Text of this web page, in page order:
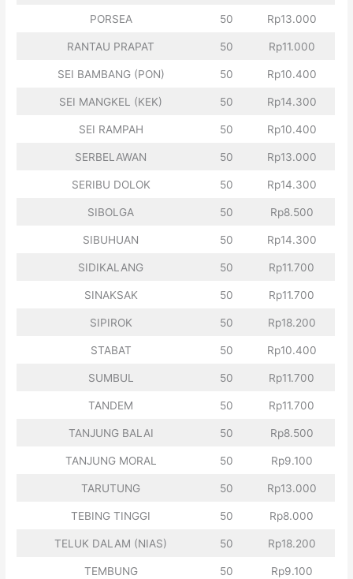
PORSEA 50 Rp13.000
RANTAU PRAPAT 50 Rp11.000
SEI BAMBANG (PON) 50 Rp10.400
SEI MANGKEL (KEK) 50 Rp14.300
SEI RAMPAH 50 Rp10.400
SERBELAWAN 50 Rp13.000
SERIBU DOLOK 50 Rp14.300
SIBOLGA 50 Rp8.500
SIBUHUAN 50 Rp14.300
SIDIKALANG 50 Rp11.700
SINAKSAK 50 Rp11.700
SIPIROK 50 Rp18.200
STABAT 50 Rp10.400
SUMBUL 50 Rp11.700
TANDEM 50 Rp11.700
TANJUNG BALAI 50 Rp8.500
TANJUNG MORAL 50 Rp9.100
TARUTUNG 50 Rp13.000
TEBING TINGGI 50 Rp8.000
TELUK DALAM (NIAS) 50 Rp18.200
TEMBUNG 50 Rp9.100